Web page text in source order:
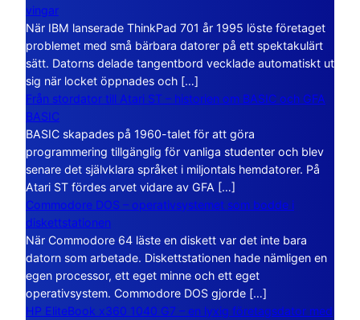
vingar
När IBM lanserade ThinkPad 701 år 1995 löste företaget
problemet med små bärbara datorer på ett spektakulärt
sätt. Datorns delade tangentbord vecklade automatiskt ut
sig när locket öppnades och […]
Från stordator till Atari ST – historien om BASIC och GFA
BASIC
BASIC skapades på 1960-talet för att göra
programmering tillgänglig för vanliga studenter och blev
senare det självklara språket i miljontals hemdatorer. På
Atari ST fördes arvet vidare av GFA […]
Commodore DOS – operativsystemet som bodde i
diskettstationen
När Commodore 64 läste en diskett var det inte bara
datorn som arbetade. Diskettstationen hade nämligen en
egen processor, ett eget minne och ett eget
operativsystem. Commodore DOS gjorde […]
HP EliteBook x360 1040 G7 – en lyxig företagsdator med